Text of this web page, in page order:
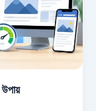
উপায়